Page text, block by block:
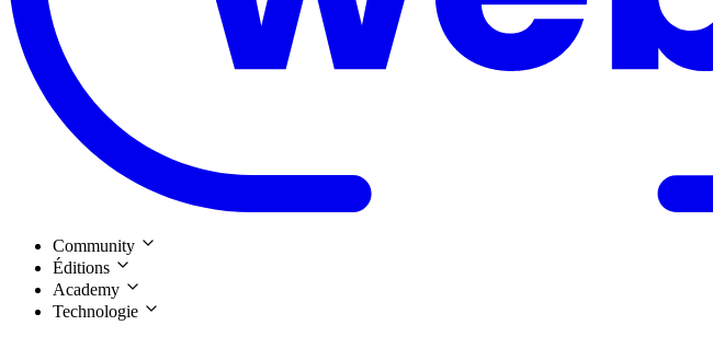
Community
Éditions
Academy
Technologie